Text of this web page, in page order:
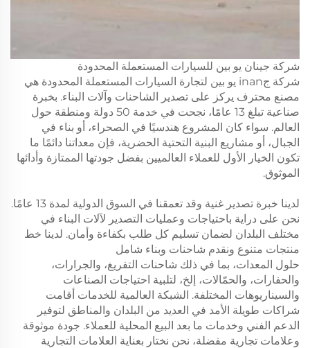
شركة جينان يو بين للسيارات المستعملة المحدودة
شركة جinan يو بين لتجارة السيارات المستعملة المحدودة هي
مصنع محترف يركز على تصدير الشاحنات وآلات البناء. بخبرة
صناعية تبلغ 13 عامًا، نجحت في خدمة 50 دولة ومنطقة حول
العالم. سواء كان المشروع هندسيًا في الصحراء، أو بناء في
الجبال، أو مشاريع البنية التحتية الحضرية، فإن معداتنا دائمًا ما
تكون الخيار الأول للعملاء العالميين بفضل جودتها الممتازة وأدائها
الموثوق.
لدينا خبرة تصدير غنية وقد تعمقنا في السوق الدولية لمدة 13 عامًا.
نحن على دراية باحتياجات وعمليات التصدير لآلات البناء في
مختلف البلدان لضمان تسليم كل طلب بكفاءة وأمان. لدينا خط
منتجات متنوع ونقدم شاحنات وبناء شامل
حلول المعدات، بما في ذلك شاحنات التفريغ، والجرارات،
والحفارات، والحمّالات، إلخ، لتلبية احتياجات الصناعات
والسيناريوهات المختلفة. الشبكة العالمية للخدمات أقامت
شراكات طويلة الأمد في العديد من البلدان والمناطق لتوفير
الدعم الفني وخدمات ما بعد البيع المحلية للعملاء. جودة موثوقة
وعلامات تجارية مفضلة، نحن نختار بعناية العلامات التجارية